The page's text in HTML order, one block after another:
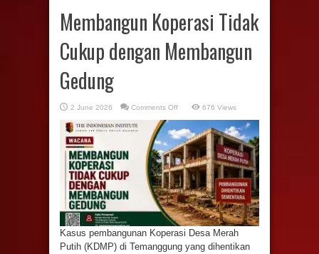
Membangun Koperasi Tidak
Cukup dengan Membangun
Gedung
2 June 2026 Comments Offon
Koperasi
Tidak
Cukup
dengan
Membangun
Gedung
676 Views
Kasus pembangunan Koperasi Desa Merah
Putih (KDMP) di Temanggung yang dihentikan